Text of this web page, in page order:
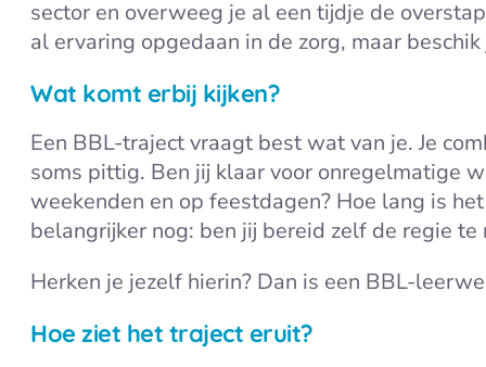
sector en overweeg je al een tijdje de
al ervaring opgedaan in de zorg, maar
Wat komt erbij kijken?
Een BBL-traject vraagt best wat van je. Je
soms pittig. Ben jij klaar voor onregelmatige
weekenden en op feestdagen? Hoe lang is
belangrijker nog: ben jij bereid zelf de regie
Herken je jezelf hierin? Dan is een BBL-
Hoe ziet het traject eruit?